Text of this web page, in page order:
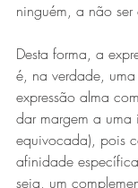
ninguém, a não ser
Desta forma, a
é, na verdade,
expressão alma
dar margem a uma
equivocada), pois
afinidade
seja, um